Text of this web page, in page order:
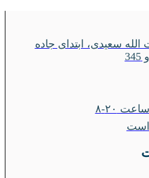
الله سعیدی، ابتدای جاده
۲۰-۸
است